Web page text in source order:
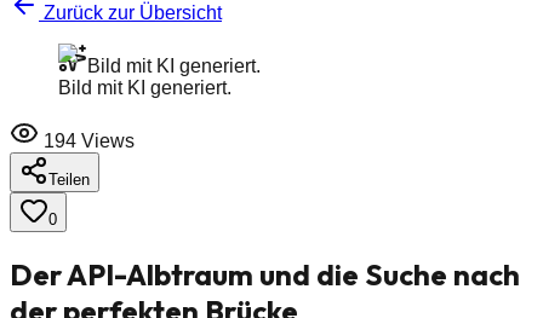
Zurück zur Übersicht
Bild mit KI generiert.
Bild mit KI generiert.
194 Views
Teilen
0
Der API-Albtraum und die Suche nach
der perfekten Brücke